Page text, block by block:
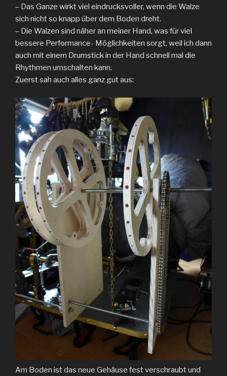
– Das Ganze wirkt viel eindrucksvoller, wenn die Walze
sich nicht so knapp über dem Boden dreht.
– Die Walzen sind näher an meiner Hand, was für viel
bessere Performance- Möglichkeiten sorgt, weil ich dann
auch mit einem Drumstick in der Hand schnell mal die
Rhythmen umschalten kann.
Zuerst sah auch alles ganz gut aus:
Am Boden ist das neue Gehäuse fest verschraubt und